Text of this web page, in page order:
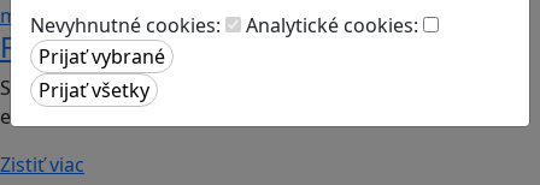
Nevyhnutné cookies:
Analytické cookies:
myslenie
Finančné príšery
Spoločenská hra vhodná pre 2. stupeň ZŠ a SŠ; predmet:
ekonómia
Zistiť viac